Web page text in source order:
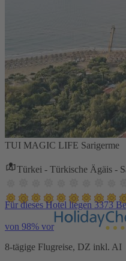
TUI MAGIC LIFE Sarigerme
Türkei - Türkische Ägäis -
Für dieses Hotel liegen 3373
von 98% vor
8-tägige Flugreise, DZ inkl. AI